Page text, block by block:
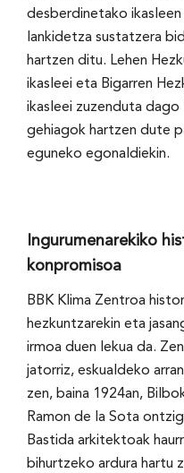
desberdinetako
lankidetza sustatzera
hartzen ditu. Lehen
ikasleei eta Bigarren
ikasleei zuzenduta
gehiagok hartzen dute
eguneko egonaldiekin.
Ingurumenarekiko
konpromisoa
BBK Klima Zentroa
hezkuntzarekin eta
irmoa duen lekua da.
jatorriz, eskualdeko
zen, baina 1924an,
Ramon de la Sota
Bastida arkitektoak
bihurtzeko ardura hartu